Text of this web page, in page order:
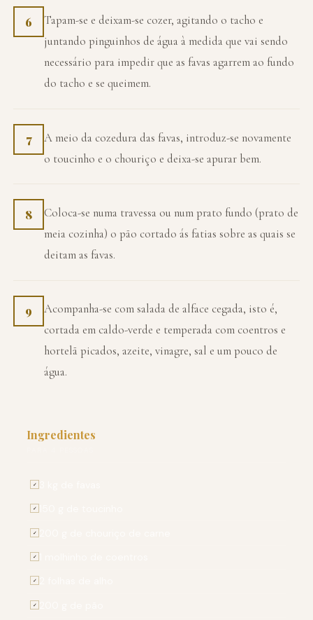
6
Tapam-se e deixam-se cozer, agitando o tacho e
juntando pinguinhos de água à medida que vai sendo
necessário para impedir que as favas agarrem ao fundo
do tacho e se queimem.
7
A meio da cozedura das favas, introduz-se novamente
o toucinho e o chouriço e deixa-se apurar bem.
8
Coloca-se numa travessa ou num prato fundo (prato de
meia cozinha) o pão cortado ás fatias sobre as quais se
deitam as favas.
9
Acompanha-se com salada de alface cegada, isto é,
cortada em caldo-verde e temperada com coentros e
hortelã picados, azeite, vinagre, sal e um pouco de
água.
Ingredientes
✓
✓
✓
✓
✓
✓